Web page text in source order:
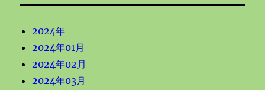
2024年
2024年01月
2024年02月
2024年03月